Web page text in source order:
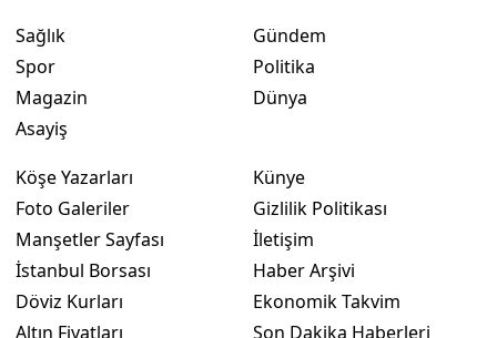
Sağlık
Spor
Magazin
Asayiş
Gündem
Politika
Dünya
Köşe Yazarları
Foto Galeriler
Manşetler Sayfası
İstanbul Borsası
Döviz Kurları
Altın Fiyatları
Künye
Gizlilik Politikası
İletişim
Haber Arşivi
Ekonomik Takvim
Son Dakika Haberleri